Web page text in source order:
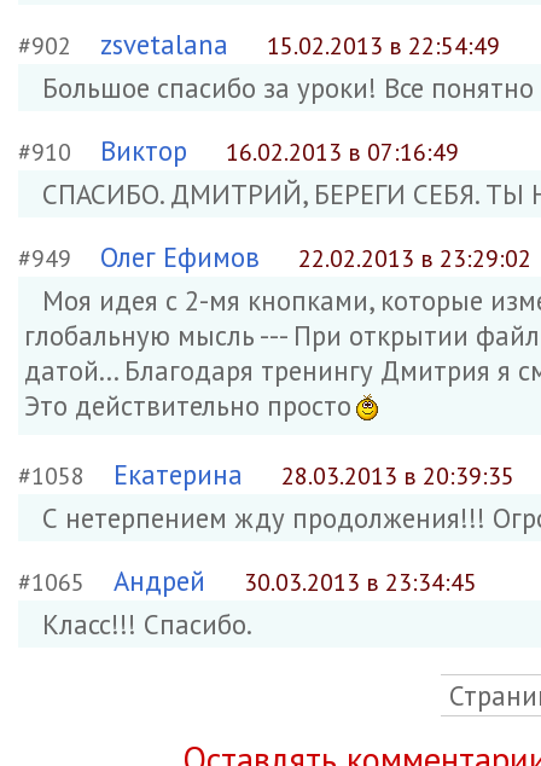
#902 zsvetalana 15.02.2013 в 22:54:49
Большое спасибо за уроки! Все
#910 Виктор 16.02.2013 в 07:16:49
СПАСИБО. ДМИТРИЙ, БЕРЕГИ СЕБЯ. ТЫ
#949 Олег Ефимов 22.02.2013 в 23:29:02
Моя идея с 2-мя кнопками, которые
глобальную мысль --- При открытии
датой... Благодаря тренингу Дмитрия я
Это действительно просто
#1058 Екатерина 28.03.2013 в 20:39:35
С нетерпением жду продолжения!!!
#1065 Андрей 30.03.2013 в 23:34:45
Класс!!! Спасибо.